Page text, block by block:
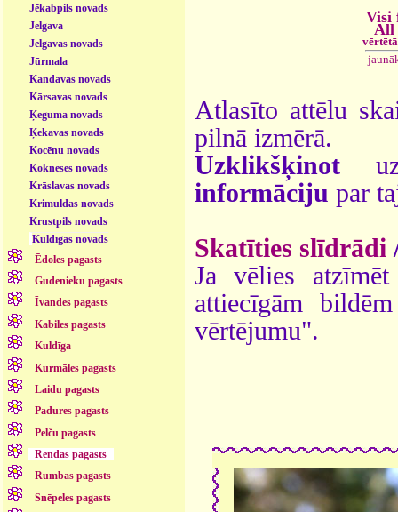
Jēkabpils novads
Jelgava
Jelgavas novads
Jūrmala
Kandavas novads
Kārsavas novads
Ķeguma novads
Ķekavas novads
Kocēnu novads
Kokneses novads
Krāslavas novads
Krimuldas novads
Krustpils novads
Kuldīgas novads
Ēdoles pagasts
Gudenieku pagasts
Īvandes pagasts
Kabiles pagasts
Kuldīga
Kurmāles pagasts
Laidu pagasts
Padures pagasts
Pelču pagasts
Rendas pagasts
Rumbas pagasts
Snēpeles pagasts
Visi
All
Atlasīto attēlu
pilnā izmērā.
Uzklikšķinot
informāciju par
Skatīties slīdrādi
Ja vēlies
attiecīgām
vērtējumu".